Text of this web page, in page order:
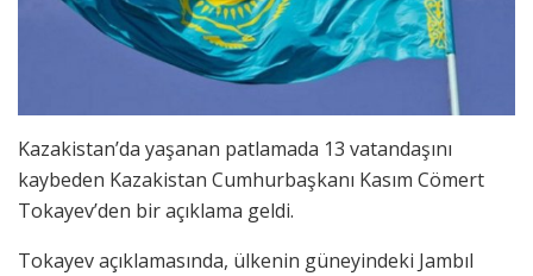
Kazakistan’da yaşanan patlamada 13 vatandaşını
kaybeden Kazakistan Cumhurbaşkanı Kasım Cömert
Tokayev’den bir açıklama geldi.
Tokayev açıklamasında, ülkenin güneyindeki Jambıl